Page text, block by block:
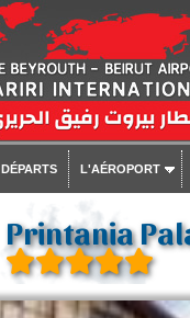
DÉPARTS L'AÉROPORT
Printania